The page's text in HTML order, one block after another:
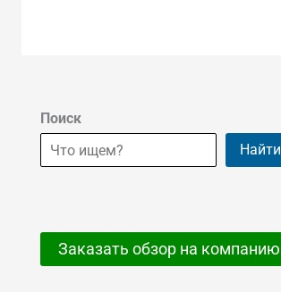
Поиск
Найти
Заказать обзор на компанию